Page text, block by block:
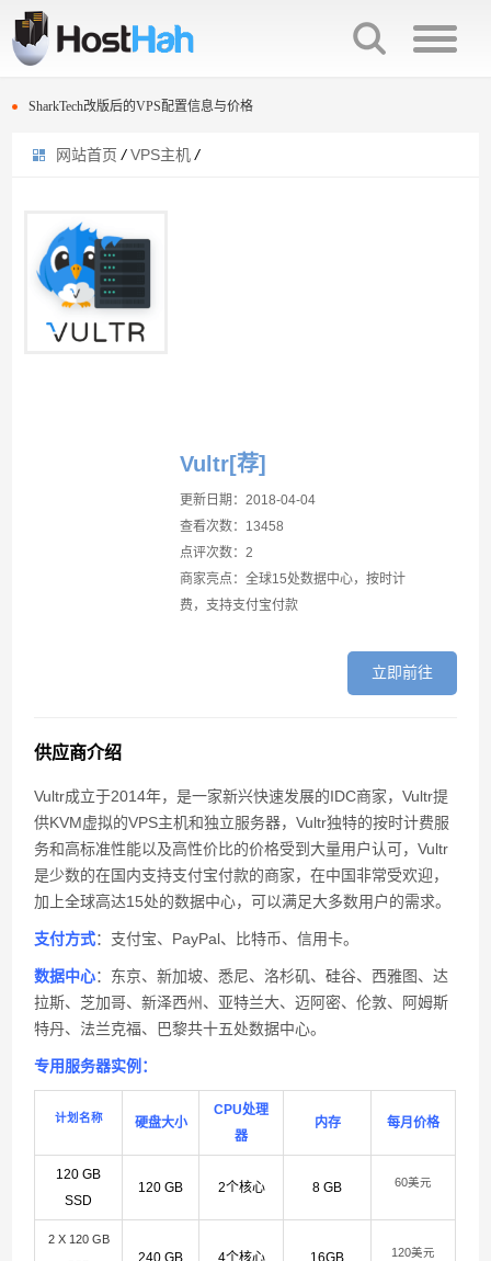
Hostens限时5折优惠码限200个名额
Hostwinds最新优惠卷信息
SharkTech改版后的VPS配置信息与价格
搬瓦工洛杉矶CN2数据中心29.9美元年付套餐补货
FastComet复活节活动优惠20%折扣
Vultr新用户注册充值送25美元活动
A2 Hosting黑五VPS促销5折优惠
Hostens限时5折优惠码限200个名额
Hostwinds最新优惠卷信息
FastComet复活节活动优惠20%折扣
网站首页 / VPS主机 /
Vultr[荐]
更新日期：2018-04-04
查看次数：13458
点评次数：2
商家亮点：全球15处数据中心，按时计
费，支持支付宝付款
立即前往
供应商介绍
Vultr成立于2014年，是一家新兴快速发展的IDC商家，Vultr提
供KVM虚拟的VPS主机和独立服务器，Vultr独特的按时计费服
务和高标准性能以及高性价比的价格受到大量用户认可，Vultr
是少数的在国内支持支付宝付款的商家，在中国非常受欢迎，
加上全球高达15处的数据中心，可以满足大多数用户的需求。
支付方式：支付宝、PayPal、比特币、信用卡。
数据中心：东京、新加坡、悉尼、洛杉矶、硅谷、西雅图、达
拉斯、芝加哥、新泽西州、亚特兰大、迈阿密、伦敦、阿姆斯
特丹、法兰克福、巴黎共十五处数据中心。
专用服务器实例：
计划名称 硬盘大小
CPU处理
器
内存 每月价格
120 GB
SSD
120 GB 2个核心 8 GB 60美元
2 X 120 GB
240 GB 4个核心 16GB 120美元